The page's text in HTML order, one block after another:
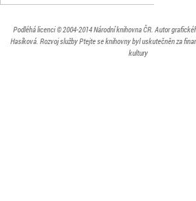
Podléhá licenci© 2004-2014Národní knihovna ČR. Autor
Hasíková. Rozvoj služby Ptejte se knihovny byl uskutečněn za
kultury